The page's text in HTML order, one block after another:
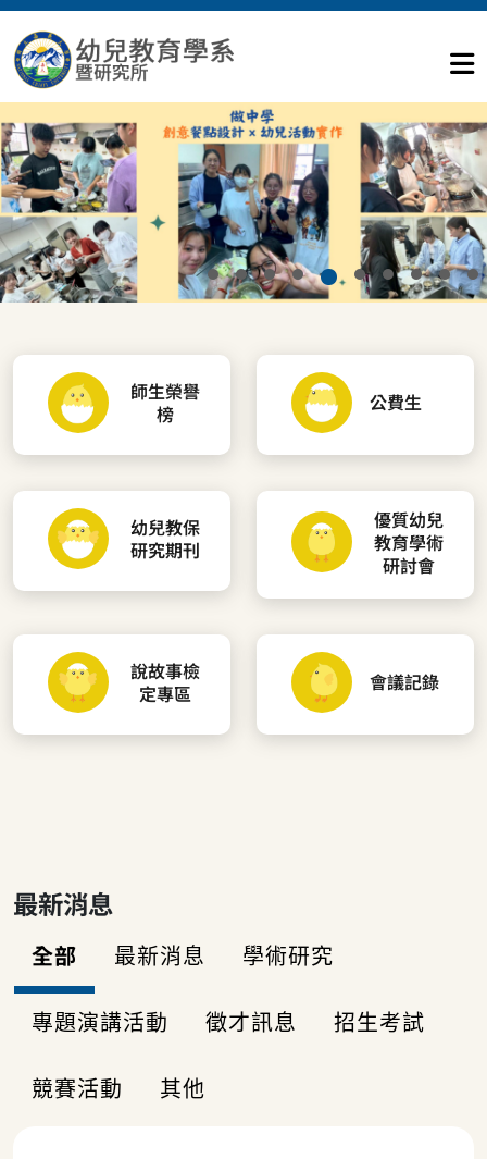
師生榮譽
榜
公費生
幼兒教保
研究期刊
優質幼兒
教育學術
研討會
說故事檢
定專區
會議記錄
最新消息
全部 最新消息 學術研究
專題演講活動 徵才訊息 招生考試
競賽活動 其他